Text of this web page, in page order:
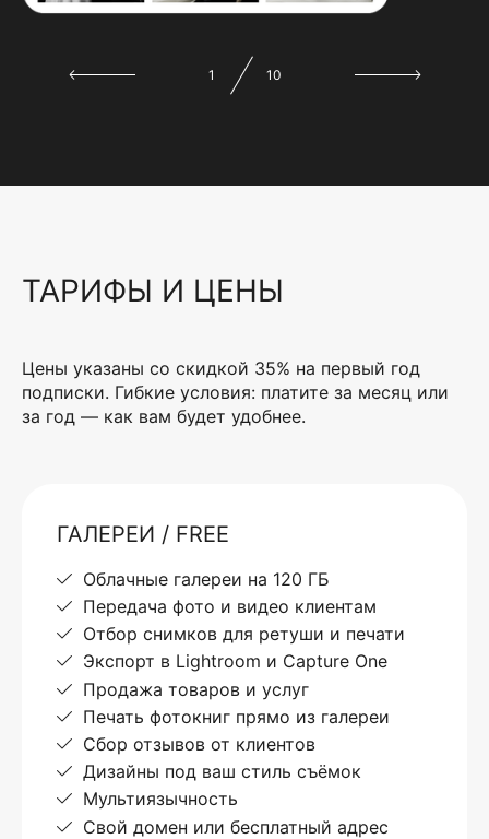
1 10
ТАРИФЫ И ЦЕНЫ
Цены указаны со скидкой 35% на первый год
подписки. Гибкие условия: платите за месяц или
за год — как вам будет удобнее.
ГАЛЕРЕИ / FREE
Облачные галереи на 120 ГБ
Передача фото и видео клиентам
Отбор снимков для ретуши и печати
Экспорт в Lightroom и Capture One
Продажа товаров и услуг
Печать фотокниг прямо из галереи
Сбор отзывов от клиентов
Дизайны под ваш стиль съёмок
Мультиязычность
Свой домен или бесплатный адрес